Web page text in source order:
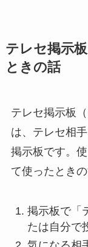
テレセ掲示
ときの話
テレセ掲示板
は、テレセ相
掲示板です。
て使ったとき
掲示板で「
たは自分で